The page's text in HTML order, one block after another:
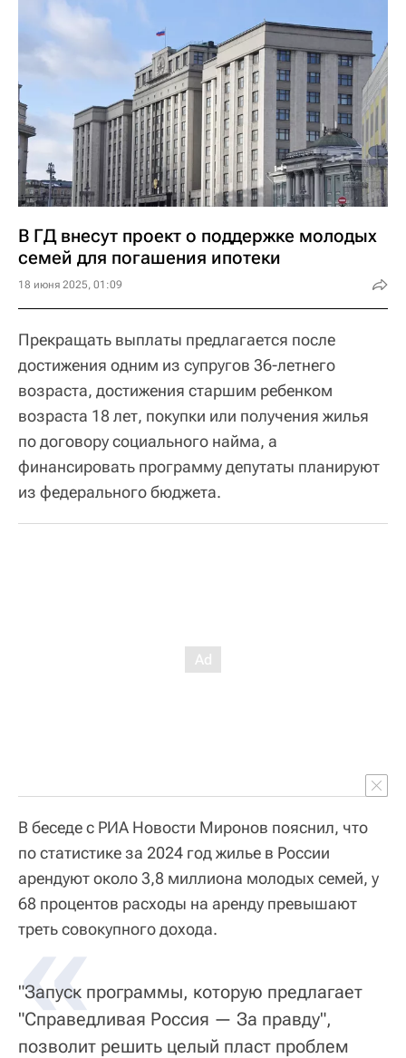
В ГД внесут проект о поддержке молодых
семей для погашения ипотеки
18 июня 2025, 01:09
Прекращать выплаты предлагается после
достижения одним из супругов 36-летнего
возраста, достижения старшим ребенком
возраста 18 лет, покупки или получения жилья
по договору социального найма, а
финансировать программу депутаты планируют
из федерального бюджета.
В беседе с РИА Новости Миронов пояснил, что
по статистике за 2024 год жилье в России
арендуют около 3,8 миллиона молодых семей, у
68 процентов расходы на аренду превышают
треть совокупного дохода.
«
"Запуск программы, которую предлагает
"Справедливая Россия — За правду",
позволит решить целый пласт проблем